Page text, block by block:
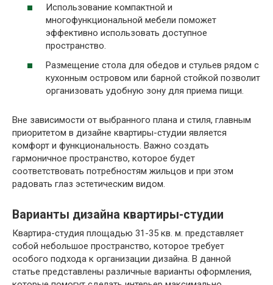
Использование компактной и
многофункциональной мебели поможет
эффективно использовать доступное
пространство.
Размещение стола для обедов и стульев рядом с
кухонным островом или барной стойкой позволит
организовать удобную зону для приема пищи.
Вне зависимости от выбранного плана и стиля, главным
приоритетом в дизайне квартиры-студии является
комфорт и функциональность. Важно создать
гармоничное пространство, которое будет
соответствовать потребностям жильцов и при этом
радовать глаз эстетическим видом.
Варианты дизайна квартиры-студии
Квартира-студия площадью 31-35 кв. м. представляет
собой небольшое пространство, которое требует
особого подхода к организации дизайна. В данной
статье представлены различные варианты оформления,